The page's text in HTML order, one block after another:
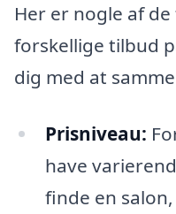
Her er nogle af
forskellige tilbud
dig med at
Prisniveau:
have
finde en